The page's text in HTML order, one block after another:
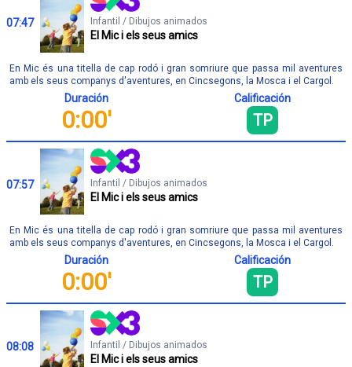
07:47 Infantil / Dibujos animados
El Mic i els seus amics
En Mic és una titella de cap rodó i gran somriure que passa mil aventures
amb els seus companys d'aventures, en Cincsegons, la Mosca i el Cargol.
Duración
0:00'
Calificación
TP
07:57 Infantil / Dibujos animados
El Mic i els seus amics
En Mic és una titella de cap rodó i gran somriure que passa mil aventures
amb els seus companys d'aventures, en Cincsegons, la Mosca i el Cargol.
Duración
0:00'
Calificación
TP
08:08 Infantil / Dibujos animados
El Mic i els seus amics